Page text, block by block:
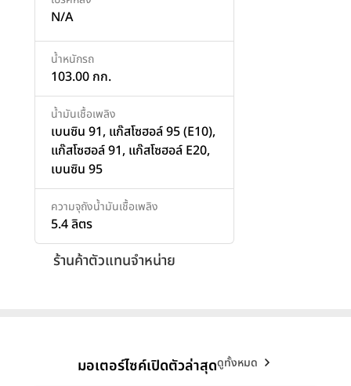
N/A
น้ำหนักรถ
103.00 กก.
น้ำมันเชื้อเพลิง
เบนซิน 91, แก๊สโซฮอล์ 95 (E10),
แก๊สโซฮอล์ 91, แก๊สโซฮอล์ E20,
เบนซิน 95
ความจุถังน้ำมันเชื้อเพลิง
5.4 ลิตร
ร้านค้าตัวแทนจำหน่าย
มอเตอร์ไซค์เปิดตัวล่าสุดดูทั้งหมด